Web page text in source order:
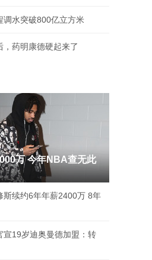
调水突破800亿立方米
，药明康德硬起来了
万 今年NBA查无此
斯续约6年年薪2400万 8年
宣19岁迪奥曼德加盟：转